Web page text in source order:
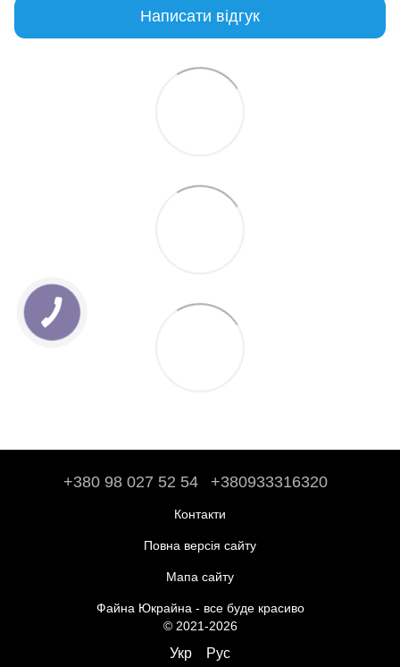
Написати відгук
+380 98 027 52 54 +380933316320
Контакти
Повна версія сайту
Мапа сайту
Файна Юкрайна - все буде красиво
© 2021-2026
Укр Рус